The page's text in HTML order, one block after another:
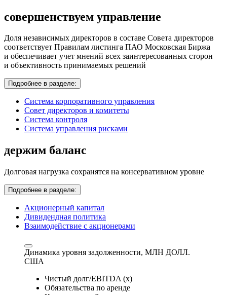
совершенствуем управление
Доля независимых директоров в составе Совета директоров
соответствует Правилам листинга ПАО Московская Биржа
и обеспечивает учет мнений всех заинтересованных сторон
и объективность принимаемых решений
Подробнее в разделе:
Система корпоративного управления
Совет директоров и комитеты
Система контроля
Система управления рисками
держим баланс
Долговая нагрузка сохранятся на консервативном уровне
Подробнее в разделе:
Акционерный капитал
Дивидендная политика
Взаимодействие с акционерами
Динамика уровня задолженности, МЛН ДОЛЛ.
США
Чистый долг/EBITDA (x)
Обязательства по аренде